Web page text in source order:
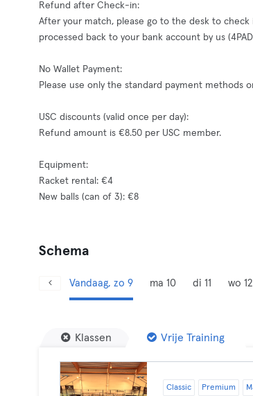
Refund after Check-in:
After your match, please go to the desk to
processed back to your bank account by us
No Wallet Payment:
Please use only the standard payment methods
USC discounts (valid once per day):
Refund amount is €8.50 per USC member.
Equipment:
Racket rental: €4
New balls (can of 3): €8
Schema
Vandaag, zo 9 ma 10 di 11 wo 12
Klassen Vrije Training
Classic Premium